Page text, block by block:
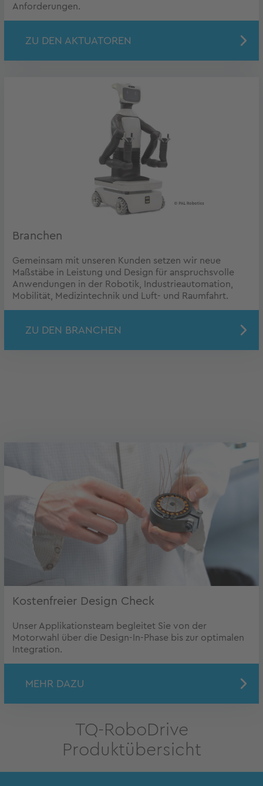
Anforderungen.
ZU DEN AKTUATOREN
Branchen
Gemeinsam mit unseren Kunden setzen wir neue
Maßstäbe in Leistung und Design für anspruchsvolle
Anwendungen in der Robotik, Industrieautomation,
Mobilität, Medizintechnik und Luft- und Raumfahrt.
ZU DEN BRANCHEN
Kostenfreier Design Check
Unser Applikationsteam begleitet Sie von der
Motorwahl über die Design-In-Phase bis zur optimalen
Integration.
MEHR DAZU
TQ-RoboDrive
Produktübersicht